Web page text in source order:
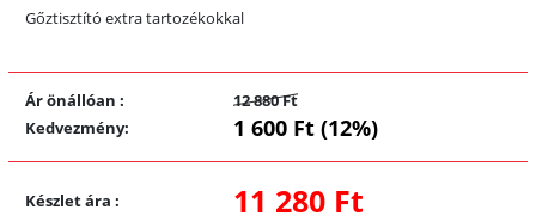
Gőztisztító extra tartozékokkal
Ár önállóan :
12 880 Ft
Kedvezmény: 1 600 Ft (12%)
Készlet ára : 11 280 Ft